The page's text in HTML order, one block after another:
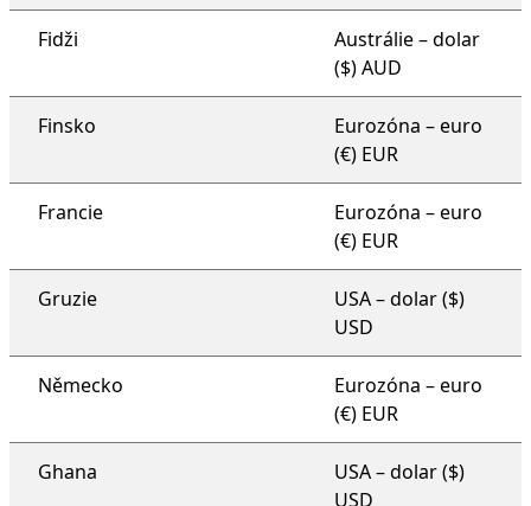
Fidži
Austrálie – dolar
($) AUD
Finsko
Eurozóna – euro
(€) EUR
Francie
Eurozóna – euro
(€) EUR
Gruzie
USA – dolar ($)
USD
Německo
Eurozóna – euro
(€) EUR
Ghana
USA – dolar ($)
USD